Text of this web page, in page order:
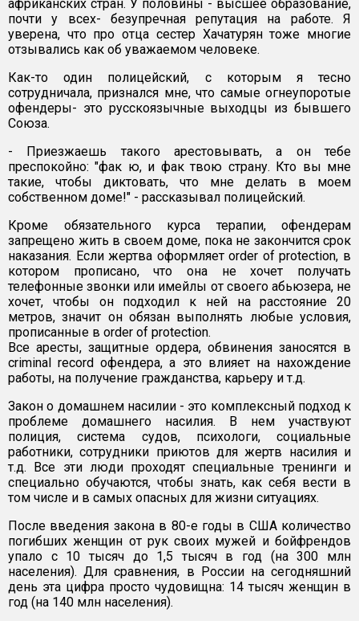
африканских стран. У половины - высшее образование,
почти у всех- безупречная репутация на работе. Я
уверена, что про отца сестер Хачатурян тоже многие
отзывались как об уважаемом человеке.
Как-то один полицейский, с которым я тесно
сотрудничала, признался мне, что самые огнеупоротые
офендеры- это русскоязычные выходцы из бывшего
Союза.
- Приезжаешь такого арестовывать, а он тебе
преспокойно: "фак ю, и фак твою страну. Кто вы мне
такие, чтобы диктовать, что мне делать в моем
собственном доме!" - рассказывал полицейский.
Кроме обязательного курса терапии, офендерам
запрещено жить в своем доме, пока не закончится срок
наказания. Если жертва оформляет order of protection, в
котором прописано, что она не хочет получать
телефонные звонки или имейлы от своего абьюзера, не
хочет, чтобы он подходил к ней на расстояние 20
метров, значит он обязан выполнять любые условия,
прописанные в order of protection.
Все аресты, защитные ордера, обвинения заносятся в
criminal record офендера, а это влияет на нахождение
работы, на получение гражданства, карьеру и т.д.
Закон о домашнем насилии - это комплексный подход к
проблеме домашнего насилия. В нем участвуют
полиция, система судов, психологи, социальные
работники, сотрудники приютов для жертв насилия и
т.д. Все эти люди проходят специальные тренинги и
специально обучаются, чтобы знать, как себя вести в
том числе и в самых опасных для жизни ситуациях.
После введения закона в 80-е годы в США количество
погибших женщин от рук своих мужей и бойфрендов
упало с 10 тысяч до 1,5 тысяч в год (на 300 млн
населения). Для сравнения, в России на сегодняшний
день эта цифра просто чудовищна: 14 тысяч женщин в
год (на 140 млн населения).